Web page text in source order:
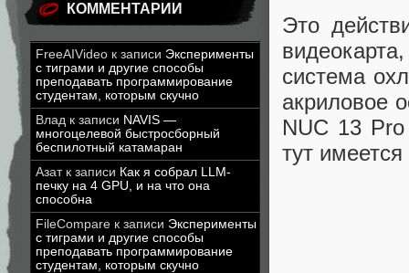
КОММЕНТАРИИ
FreeAIVideo к записи Эксперименты
с тиграми и другие способы
преподавать программирование
студентам, которым скучно
Влад к записи NAVIS —
многоцелевой быстросборный
беспилотный катамаран
Азатк записи Как я собрал LLM-
печку на 4 GPU, и на что она
способна
FileCompare к записи Эксперименты
с тиграми и другие способы
преподавать программирование
студентам, которым скучно
Это
система
акриловое
NUC 13
тут